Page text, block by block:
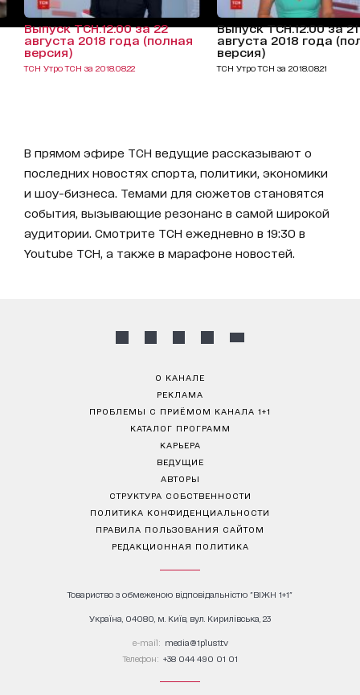
Выпуск ТСН.12:00 за 22
августа 2018 года (полная
версия)
ТСН Утро ТСН за 2018.08.22
Выпуск ТСН.12:00 за 21
августа 2018 года
версия)
ТСН Утро ТСН за 2018.08.21
В прямом эфире ТСН ведущие рассказывают о
последних новостях спорта, политики, экономики
и шоу-бизнеса. Темами для сюжетов становятся
события, вызывающие резонанс в самой широкой
аудитории. Смотрите ТСН ежедневно в 19:30 в
Youtube ТСН, а также в марафоне новостей.
О КАНАЛЕ
РЕКЛАМА
ПРОБЛЕМЫ С ПРИЁМОМ КАНАЛА 1+1
КАТАЛОГ ПРОГРАММ
КАРЬЕРА
ВЕДУЩИЕ
АВТОРЫ
СТРУКТУРА СОБСТВЕННОСТИ
ПОЛИТИКА КОНФИДЕНЦИАЛЬНОСТИ
ПРАВИЛА ПОЛЬЗОВАНИЯ САЙТОМ
РЕДАКЦИОННАЯ ПОЛИТИКА
Товариство з обмеженою відповідальністю "ВІЖН 1+1"
Україна, 04080, м. Київ, вул. Кирилівська, 23
е-mail: media@1plus1.tv
Телефон: +38 044 490 01 01